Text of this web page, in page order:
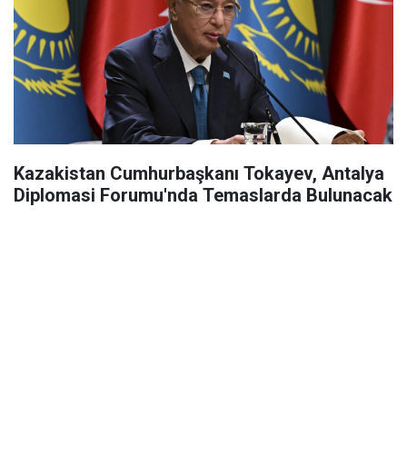
Kazakistan Cumhurbaşkanı Tokayev, Antalya
Diplomasi Forumu'nda Temaslarda Bulunacak